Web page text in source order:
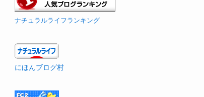
ナチュラルライフランキング
にほんブログ村